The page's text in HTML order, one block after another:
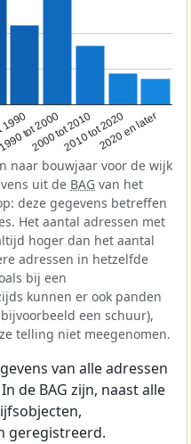
tot 2000
2000 tot 20102010 tot 20202020 en later
naar bouwjaar voor de wijk
uit de BAG van het
deze gegevens betreffen
Het aantal adressen met
hoger dan het aantal
adressen in hetzelfde
bij een
kunnen er ook panden
een schuur),
telling niet meegenomen.
van alle adressen
de BAG zijn, naast alle
geregistreerd.